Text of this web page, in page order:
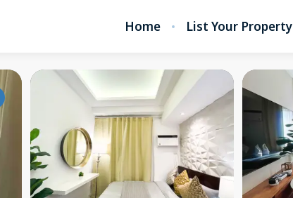
Home List Your Property